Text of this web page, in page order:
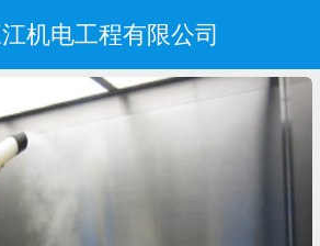
机电工程有限公司